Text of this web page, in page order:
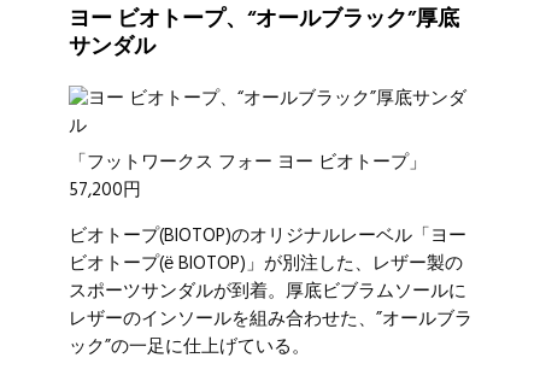
ヨー ビオトープ、“オールブラック”厚底
サンダル
「フットワークス フォー ヨー ビオトープ」
57,200円
ビオトープ(BIOTOP)のオリジナルレーベル「ヨー
ビオトープ(ё BIOTOP)」が別注した、レザー製の
スポーツサンダルが到着。厚底ビブラムソールに
レザーのインソールを組み合わせた、”オールブラ
ック”の一足に仕上げている。